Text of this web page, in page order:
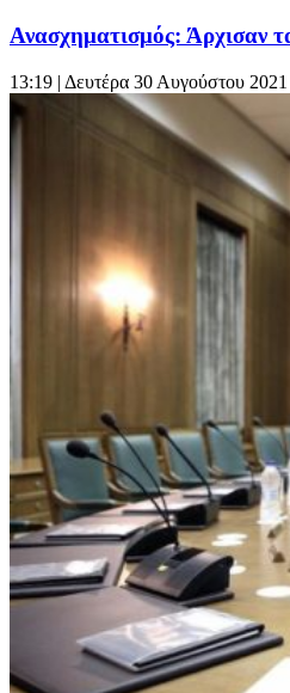
Ανασχηματισμός: Άρχισαν
13:19 | Δευτέρα 30 Αυγούστου 2021